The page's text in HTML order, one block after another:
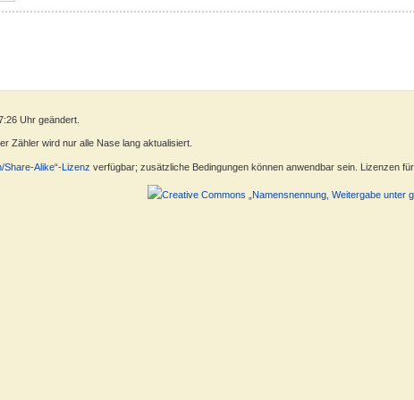
Uhr geändert.
Zähler wird nur alle Nase lang aktualisiert.
Share-Alike“-Lizenz verfügbar; zusätzliche Bedingungen können anwendbar sein. Lizenzen